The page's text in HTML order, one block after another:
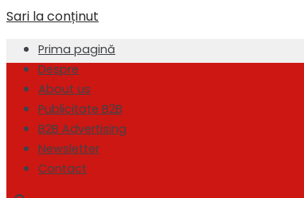
Sari la conținut
Prima pagină
Despre
About us
Publicitate B2B
B2B Advertising
Newsletter
Contact